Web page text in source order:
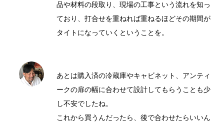
品や材料の段取り、現場の工事という流れを知っ
ており、打合せを重ねれば重ねるほどその期間が
タイトになっていくということを。
あとは購入済の冷蔵庫やキャビネット、アンティ
ークの扉の幅に合わせて設計してもらうことも少
し不安でしたね。
これから買うんだったら、後で合わせたらいいん